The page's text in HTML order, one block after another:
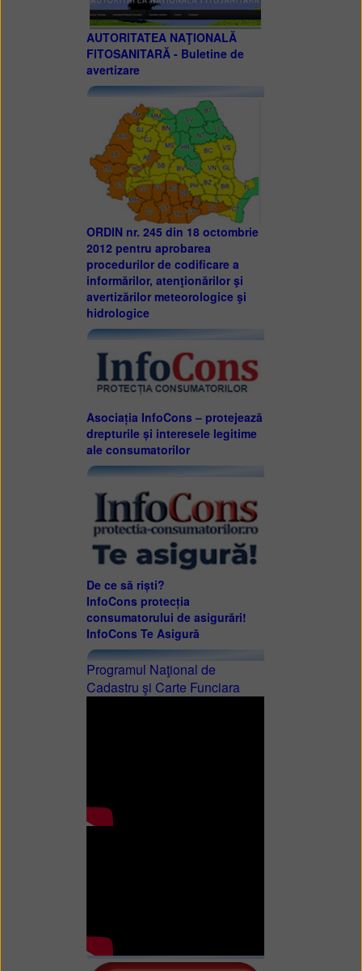
AUTORITATEA NAŢIONALĂ
FITOSANITARĂ - Buletine de
avertizare
ORDIN nr. 245 din 18 octombrie
2012 pentru aprobarea
procedurilor de codificare a
informărilor, atenţionărilor şi
avertizărilor meteorologice şi
hidrologice
Asociația InfoCons – protejează
drepturile și interesele legitime
ale consumatorilor
De ce să riști?
InfoCons protecția
consumatorului de asigurări!
InfoCons Te Asigură
Programul Naţional de
Cadastru şi Carte Funciara